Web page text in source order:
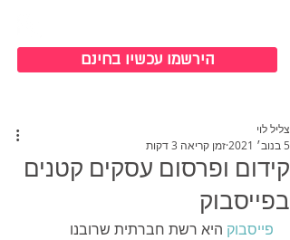
הירשמו עכשיו בחינם
קידום ופרסום עסקים קטנים
בפייסבוק
צליל לוי
5 בנוב׳ 2021
זמן קריאה 3 דקות
פייסבוק היא רשת חברתית שרובנו